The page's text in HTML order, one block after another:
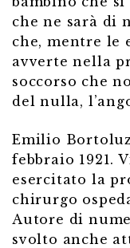
che ne sarà di
che, mentre le
avverte nella
soccorso che
del nulla,
Emilio
febbraio 1921.
esercitato la
chirurgo
Autore di
svolto anche